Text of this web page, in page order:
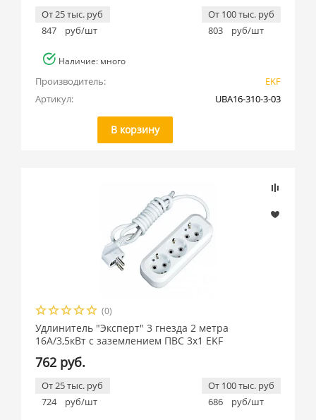
От 25 тыс. руб
847
руб/шт
От 100 тыс. руб
803
руб/шт
Наличие: много
Производитель:
EKF
Артикул:
UBA16-310-3-03
В корзину
(0)
Удлинитель "Эксперт" 3 гнезда 2 метра
16А/3,5кВт с заземлением ПВС 3х1 EKF
762 руб.
От 25 тыс. руб
724
руб/шт
От 100 тыс. руб
686
руб/шт